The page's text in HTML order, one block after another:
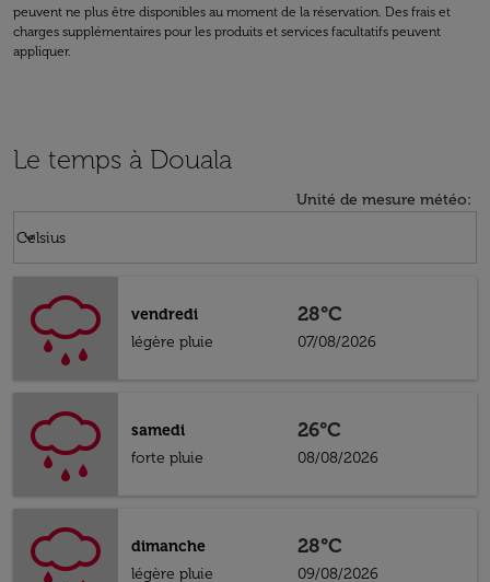
peuvent ne plus être disponibles au moment de la réservation. Des frais et
charges supplémentaires pour les produits et services facultatifs peuvent
appliquer.
Le temps à Douala
Unité de mesure météo:
Celsius
keyboard_arrow_down
vendredi
légère pluie
28°C
07/08/2026
samedi
forte pluie
26°C
08/08/2026
dimanche
légère pluie
28°C
09/08/2026